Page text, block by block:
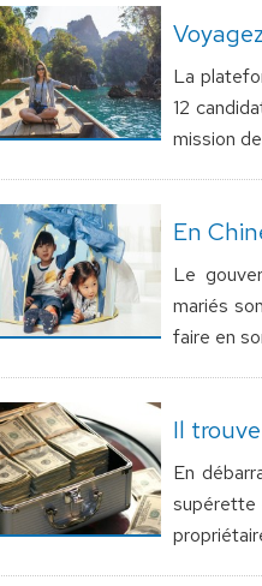
La
12
mission
En
Le
mariés
faire en
Il
En
supérette